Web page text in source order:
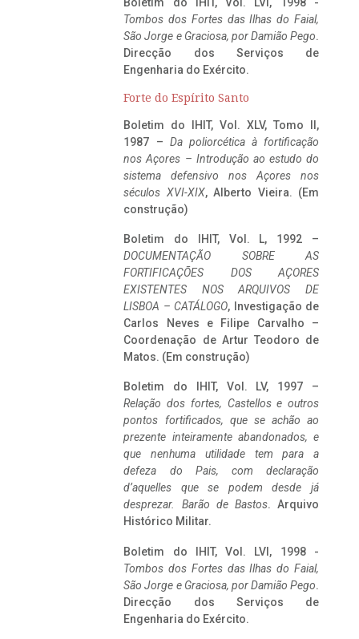
Tombos dos Fortes das Ilhas do Faial,
São Jorge e Graciosa, por Damião Pego.
Direcção dos Serviços de
Engenharia do Exército.
Forte do Espírito Santo
Boletim do IHIT, Vol. XLV, Tomo II,
1987 – Da poliorcética à fortificação
nos Açores – Introdução ao estudo do
sistema defensivo nos Açores nos
séculos XVI-XIX, Alberto Vieira. (Em
construção)
Boletim do IHIT, Vol. L, 1992 –
DOCUMENTAÇÃO SOBRE AS
FORTIFICAÇÕES DOS AÇORES
EXISTENTES NOS ARQUIVOS DE
LISBOA – CATÁLOGO, Investigação de
Carlos Neves e Filipe Carvalho –
Coordenação de Artur Teodoro de
Matos. (Em construção)
Boletim do IHIT, Vol. LV, 1997 –
Relação dos fortes, Castellos e outros
pontos fortificados, que se achão ao
prezente inteiramente abandonados, e
que nenhuma utilidade tem para a
defeza do Pais, com declaração
d’aquelles que se podem desde já
desprezar. Barão de Bastos. Arquivo
Histórico Militar.
Boletim do IHIT, Vol. LVI, 1998 -
Tombos dos Fortes das Ilhas do Faial,
São Jorge e Graciosa, por Damião Pego.
Direcção dos Serviços de
Engenharia do Exército.